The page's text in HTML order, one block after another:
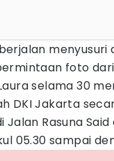
foto
selama 30
DKI Jakarta
Jalan Rasuna
05.30 sampai